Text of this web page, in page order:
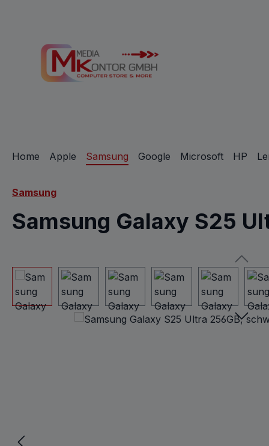
Home Apple Samsung Google Microsoft HP
Samsung
Samsung Galaxy S25
Bildergalerie überspringen